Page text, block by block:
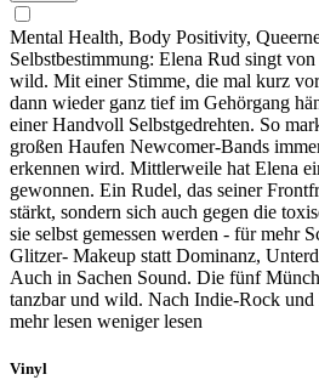
Mental Health, Body Positivity,
Selbstbestimmung: Elena Rud singt
wild. Mit einer Stimme, die mal kurz
dann wieder ganz tief im Gehörgang
einer Handvoll Selbstgedrehten. So
großen Haufen Newcomer-Bands
erkennen wird. Mittlerweile hat Elena
gewonnen. Ein Rudel, das seiner
stärkt, sondern sich auch gegen die
sie selbst gemessen werden - für mehr
Glitzer- Makeup statt Dominanz,
Auch in Sachen Sound. Die fünf
tanzbar und wild. Nach Indie-Rock
mehr lesen weniger lesen
Vinyl